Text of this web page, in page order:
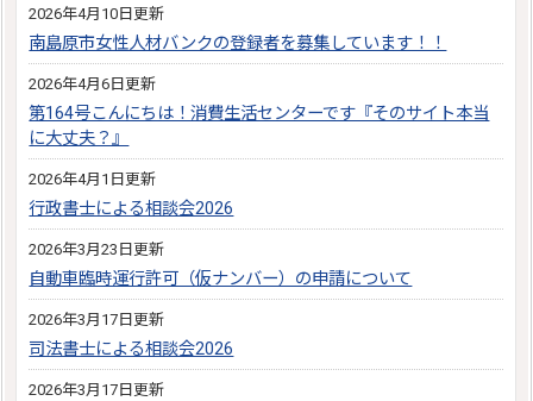
2026年4月10日更新
南島原市女性人材バンクの登録者を募集しています！！
2026年4月6日更新
第164号こんにちは！消費生活センターです『そのサイト本当
に大丈夫？』
2026年4月1日更新
行政書士による相談会2026
2026年3月23日更新
自動車臨時運行許可（仮ナンバー）の申請について
2026年3月17日更新
司法書士による相談会2026
2026年3月17日更新